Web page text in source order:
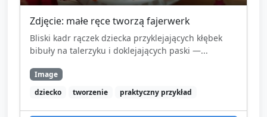
Zdjęcie: małe ręce tworzą fajerwerk
Bliski kadr rączek dziecka przyklejających kłębek
bibuły na talerzyku i doklejających paski —...
Image
dziecko
tworzenie praktyczny przykład